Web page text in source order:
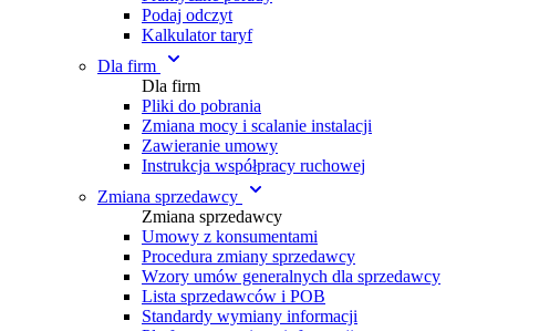
Podaj odczyt
Kalkulator taryf
Dla firm
Dla firm
Pliki do pobrania
Zmiana mocy i scalanie instalacji
Zawieranie umowy
Instrukcja współpracy ruchowej
Zmiana sprzedawcy
Zmiana sprzedawcy
Umowy z konsumentami
Procedura zmiany sprzedawcy
Wzory umów generalnych dla sprzedawcy
Lista sprzedawców i POB
Standardy wymiany informacji